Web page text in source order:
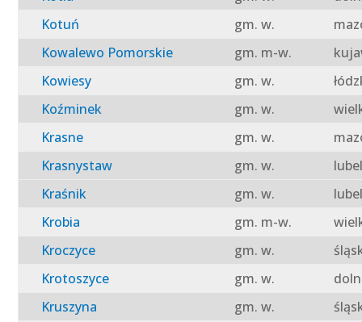
Kotuń
gm. w.
Kowalewo Pomorskie
gm. m-w.
Kowiesy
gm. w.
Koźminek
gm. w.
Krasne
gm. w.
Krasnystaw
gm. w.
Kraśnik
gm. w.
Krobia
gm. m-w.
Kroczyce
gm. w.
Krotoszyce
gm. w.
Kruszyna
gm. w.